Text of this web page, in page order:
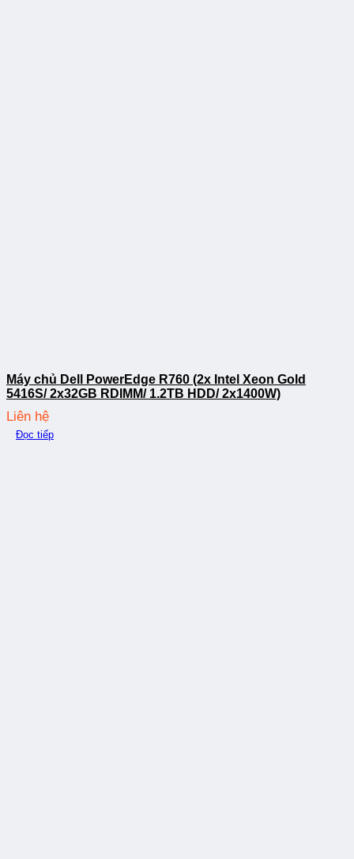
Máy chủ Dell PowerEdge R760 (2x Intel Xeon Gold
5416S/ 2x32GB RDIMM/ 1.2TB HDD/ 2x1400W)
Liên hệ
Đọc tiếp